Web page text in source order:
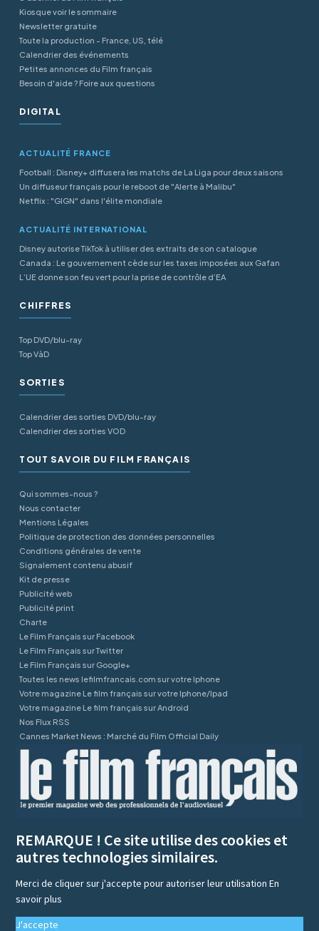
Kiosque voir le sommaire
Newsletter gratuite
Toute la production - France, US, télé
Calendrier des événements
Petites annonces du Film français
Besoin d'aide ? Foire aux questions
DIGITAL
ACTUALITÉ FRANCE
Football : Disney+ diffusera les matchs de La Liga pour deux saisons
Un diffuseur français pour le reboot de "Alerte à Malibu"
Netflix : "GIGN" dans l'élite mondiale
ACTUALITÉ INTERNATIONAL
Disney autorise TikTok à utiliser des extraits de son catalogue
Canada : Le gouvernement cède sur les taxes imposées aux Gafan
L’UE donne son feu vert pour la prise de contrôle d’EA
CHIFFRES
Top DVD/blu-ray
Top VàD
SORTIES
Calendrier des sorties DVD/blu-ray
Calendrier des sorties VOD
TOUT SAVOIR DU FILM FRANÇAIS
Qui sommes-nous ?
Nous contacter
Mentions Légales
Politique de protection des données personnelles
Conditions générales de vente
Signalement contenu abusif
Kit de presse
Publicité web
Publicité print
Charte
Le Film Français sur Facebook
Le Film Français sur Twitter
Le Film Français sur Google+
Toutes les news lefilmfrancais.com sur votre Iphone
Votre magazine Le film français sur votre Iphone/Ipad
Votre magazine Le film français sur Android
Nos Flux RSS
Cannes Market News : Marché du Film Official Daily
REMARQUE ! Ce site utilise des cookies et
autres technologies similaires.
Merci de cliquer sur j'accepte pour autoriser leur utilisationEn
savoir plus
J'accepte